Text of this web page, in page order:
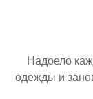
Надоело
одежды и